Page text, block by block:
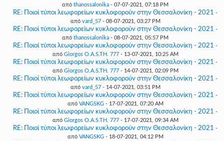
από thanossalonika - 07-07-2021, 07:18 PM
RE: Ποιοί τύποι λεωφορείων κυκλοφορούν στην Θεσσαλονίκη - 2021 -
από vard_57- 08-07-2021, 03:27 PM
RE: Ποιοί τύποι λεωφορείων κυκλοφορούν στην Θεσσαλονίκη - 2021 -
από thanossalonika - 08-07-2021, 05:57 PM
RE: Ποιοί τύποι λεωφορείων κυκλοφορούν στην Θεσσαλονίκη - 2021 -
από Giorgos O.A.S.TH. 777- 13-07-2021, 10:25 AM
RE: Ποιοί τύποι λεωφορείων κυκλοφορούν στην Θεσσαλονίκη - 2021 -
από Giorgos O.A.S.TH. 777- 14-07-2021, 02:09 PM
RE: Ποιοί τύποι λεωφορείων κυκλοφορούν στην Θεσσαλονίκη - 2021 -
από vard_57- 14-07-2021, 03:51 PM
RE: Ποιοί τύποι λεωφορείων κυκλοφορούν στην Θεσσαλονίκη - 2021 -
από VANGSKG- 17-07-2021, 07:20 AM
RE: Ποιοί τύποι λεωφορείων κυκλοφορούν στην Θεσσαλονίκη - 2021 -
από Giorgos O.A.S.TH. 777- 17-07-2021, 09:34 AM
RE: Ποιοί τύποι λεωφορείων κυκλοφορούν στην Θεσσαλονίκη - 2021 -
από VANGSKG- 18-07-2021, 04:12 PM